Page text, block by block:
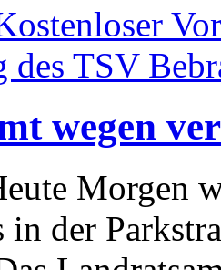
des TSV
wegen
Morgen
in der